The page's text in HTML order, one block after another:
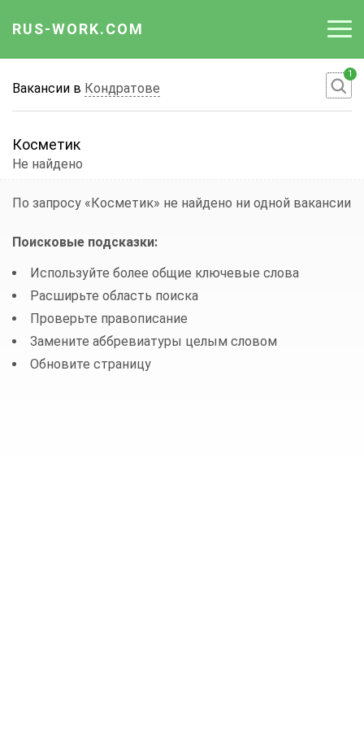
RUS-WORK.COM
Вакансии
Отрасли
Вакансии в Кондратове
1
Косметик
Не найдено
По запросу «Косметик» не найдено ни одной вакансии
Поисковые подсказки:
Используйте более общие ключевые слова
Расширьте область поиска
Проверьте правописание
Замените аббревиатуры целым словом
Обновите страницу